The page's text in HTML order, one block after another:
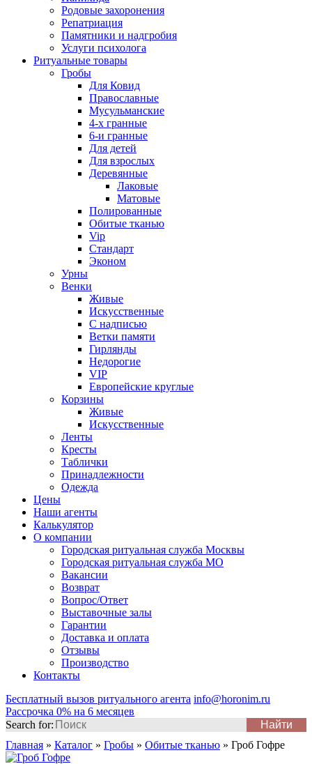
Родовые захоронения
Репатриация
Памятники и надгробия
Услуги психолога
Ритуальные товары
Гробы
Для Ковид
Православные
Мусульманские
4-х гранные
6-и гранные
Для детей
Для взрослых
Деревянные
Лаковые
Матовые
Полированные
Обитые тканью
Vip
Стандарт
Эконом
Урны
Венки
Живые
Искусственные
С надписью
Ветки памяти
Гирлянды
Недорогие
VIP
Европейские круглые
Корзины
Живые
Искусственные
Ленты
Кресты
Таблички
Принадлежности
Одежда
Цены
Наши агенты
Калькулятор
О компании
Городская ритуальная служба Москвы
Городская ритуальная служба МО
Вакансии
Возврат
Вопрос/Ответ
Выставочные залы
Гарантии
Доставка и оплата
Отзывы
Производство
Контакты
Бесплатный вызов ритуального агента info@horonim.ru
Рассрочка 0% на 6 месяцев
Search for:
Главная » Каталог » Гробы » Обитые тканью » Гроб Гофре